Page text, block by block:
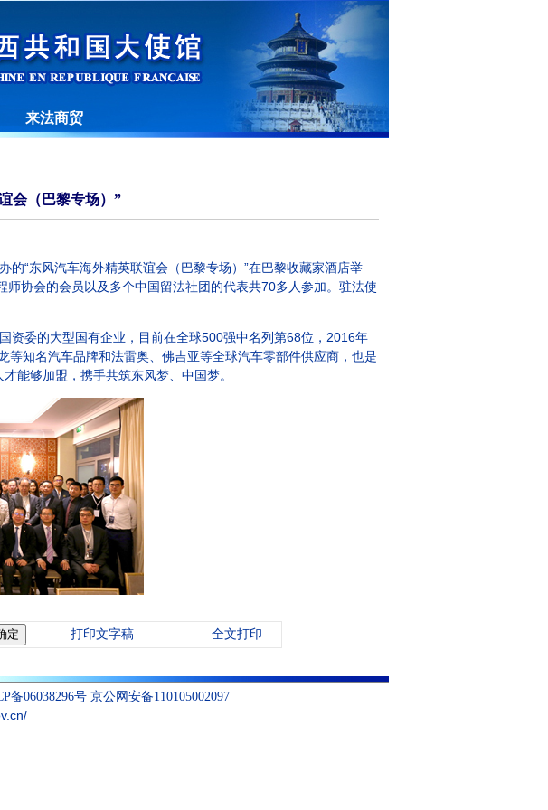
来法商贸
会（巴黎专场）”
“东风汽车海外精英联谊会（巴黎专场）”在巴黎收藏家酒店举
协会的会员以及多个中国留法社团的代表共70多人参加。驻法使
委的大型国有企业，目前在全球500强中名列第68位，2016年
知名汽车品牌和法雷奥、佛吉亚等全球汽车零部件供应商，也是
能够加盟，携手共筑东风梦、中国梦。
打印文字稿 全文打印
备06038296号 京公网安备110105002097